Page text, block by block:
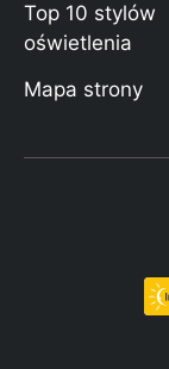
Top 10 stylów
oświetlenia
Mapa strony